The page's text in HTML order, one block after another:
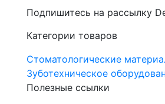
Подпишитесь на рассылку
Категории товаров
Стоматологические
Зуботехническое
Полезные ссылки